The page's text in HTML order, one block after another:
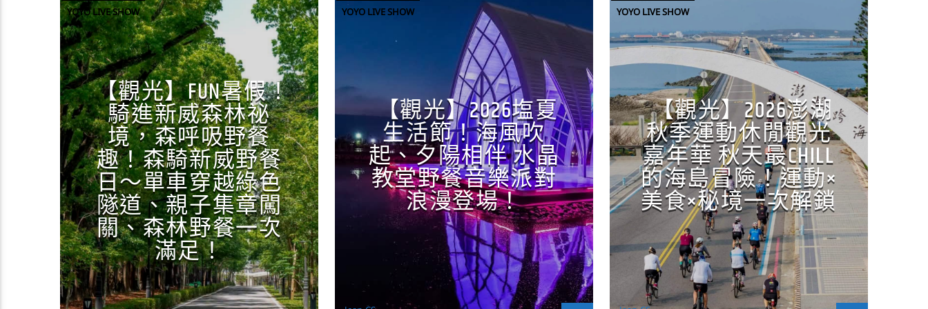
YOYO LIVE SHOW
【觀光】FUN暑假！
騎進新威森林祕
境，森呼吸野餐
趣！森騎新威野餐
日～單車穿越綠色
隧道、親子集章闖
關、森林野餐一次
滿足！
YOYO LIVE SHOW
【觀光】2026塩夏
生活節！海風吹
起、夕陽相伴 水晶
教堂野餐音樂派對
浪漫登場！
YOYO LIVE SHOW
【觀光】2026澎湖
秋季運動休閒觀光
嘉年華 秋天最CHILL
的海島冒險！運動×
美食×秘境一次解鎖